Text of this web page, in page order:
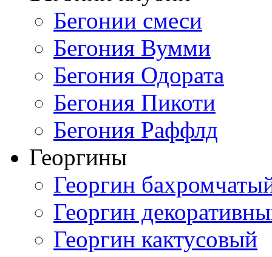
Бегонии смеси
Бегония Вумми
Бегония Одората
Бегония Пикоти
Бегония Раффлд
Георгины
Георгин
Георгин
Георгин кактусовый